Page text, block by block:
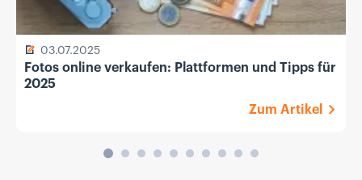
03.07.2025
Fotos online verkaufen: Plattformen und Tipps für
2025
Zum Artikel